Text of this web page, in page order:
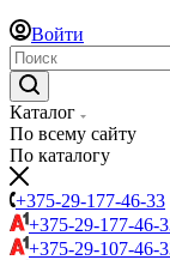
Войти
Каталог
По всему сайту
По каталогу
+375-29-177-46-33
+375-29-177-46-
+375-29-107-46-